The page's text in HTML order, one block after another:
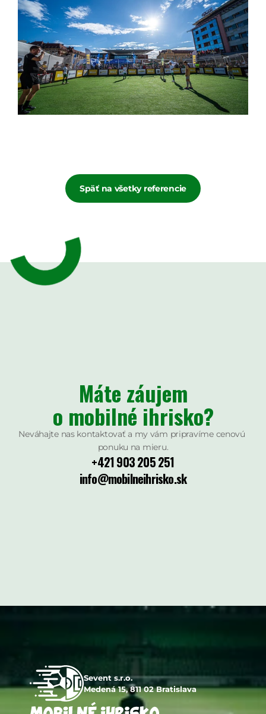
Späť na všetky referencie
Máte záujem
o mobilné ihrisko?
Neváhajte nas kontaktovať a my vám pripravíme cenovú
ponuku na mieru.
+421 903 205 251
info@mobilneihrisko.sk
Sevent s.r.o.
Medená 15, 811 02 Bratislava